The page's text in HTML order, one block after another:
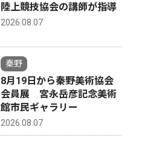
陸上競技協会の講師が指導
2026.08.07
秦野
8月19日から秦野美術協会
会員展 宮永岳彦記念美術
館市民ギャラリー
2026.08.07